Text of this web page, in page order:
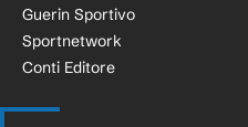
Guerin Sportivo
Sportnetwork
Conti Editore